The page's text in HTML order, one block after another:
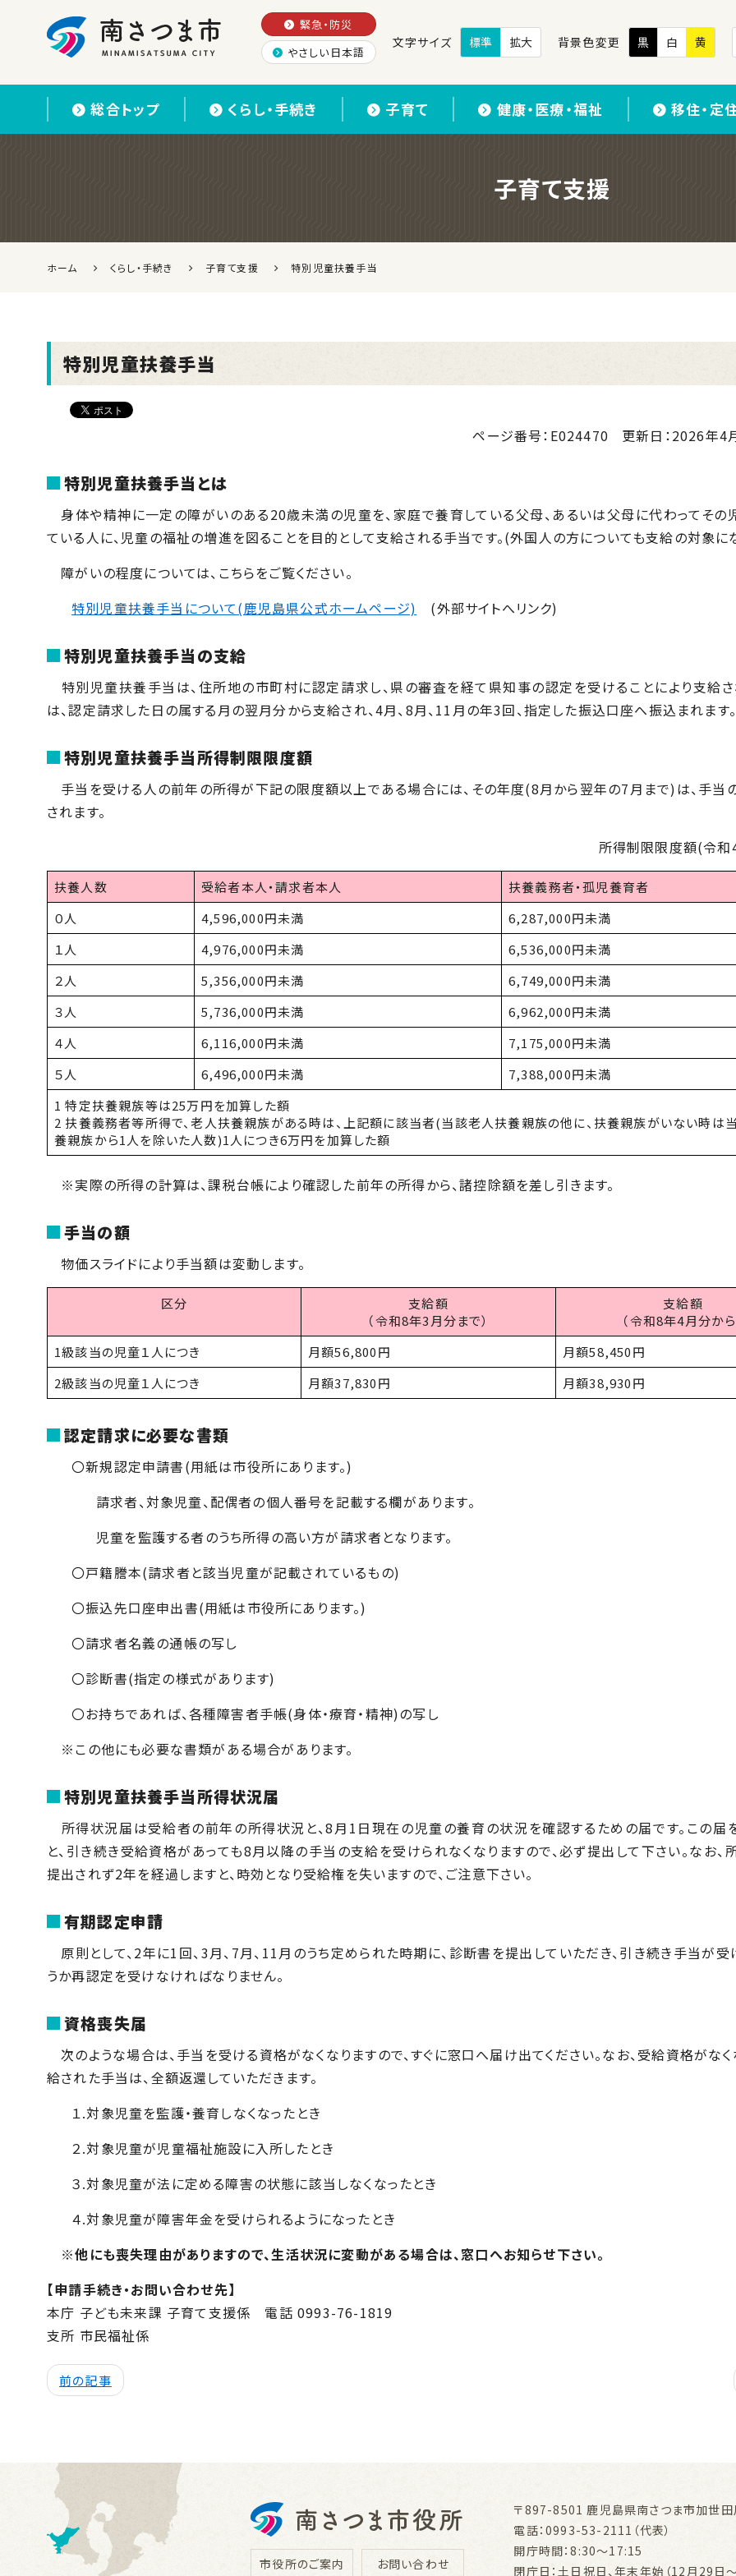
緊急・防災
やさしい日本語
文字サイズ 標準 拡大 背景色変更 黒 白 黄
総合トップ くらし・手続き 子育て 健康・医療・福祉 移住・定
子育て支援
ホーム くらし・手続き 子育て支援 特別児童扶養手当
特別児童扶養手当
ページ番号：E024470 更新日：2026年4
特別児童扶養手当とは
身体や精神に一定の障がいのある20歳未満の児童を、家庭で養育している父母、あるいは父母に代わってその
ている人に、児童の福祉の増進を図ることを目的として支給される手当です。(外国人の方についても支給の対象に
障がいの程度については、こちらをご覧ください。
特別児童扶養手当について(鹿児島県公式ホームページ) (外部サイトへリンク)
特別児童扶養手当の支給
特別児童扶養手当は、住所地の市町村に認定請求し、県の審査を経て県知事の認定を受けることにより支給さ
は、認定請求した日の属する月の翌月分から支給され、4月、8月、11月の年3回、指定した振込口座へ振込まれます。
特別児童扶養手当所得制限限度額
手当を受ける人の前年の所得が下記の限度額以上である場合には、その年度(8月から翌年の7月まで)は、手当
されます。
所得制限限度額(令
扶養人数 受給者本人・請求者本人
扶養義務者・孤児養育者
０人
4,596,000円未満
6,287,000円未満
１人
4,976,000円未満
6,536,000円未満
２人
5,356,000円未満
6,749,000円未満
３人
5,736,000円未満
6,962,000円未満
４人
6,116,000円未満
7,175,000円未満
５人
6,496,000円未満
7,388,000円未満
1 特定扶養親族等は25万円を加算した額
2 扶養義務者等所得で、老人扶養親族がある時は、上記額に該当者(当該老人扶養親族の他に、扶養親族がいない時は
養親族から1人を除いた人数)1人につき6万円を加算した額
※実際の所得の計算は、課税台帳により確認した前年の所得から、諸控除額を差し引きます。
手当の額
物価スライドにより手当額は変動します。
区分
支給額
（令和8年3月分まで）
支給額
（令和8年4月分から
1級該当の児童１人につき
月額56,800円
月額58,450円
2級該当の児童１人につき
月額37,830円 月額38,930円
認定請求に必要な書類
〇新規認定申請書(用紙は市役所にあります。)
請求者、対象児童、配偶者の個人番号を記載する欄があります。
児童を監護する者のうち所得の高い方が請求者となります。
〇戸籍謄本(請求者と該当児童が記載されているもの)
〇振込先口座申出書(用紙は市役所にあります。)
〇請求者名義の通帳の写し
〇診断書(指定の様式があります)
〇お持ちであれば、各種障害者手帳(身体・療育・精神)の写し
※この他にも必要な書類がある場合があります。
特別児童扶養手当所得状況届
所得状況届は受給者の前年の所得状況と、8月1日現在の児童の養育の状況を確認するための届です。この届
と、引き続き受給資格があっても8月以降の手当の支給を受けられなくなりますので、必ず提出して下さい。なお、
提出されず2年を経過しますと、時効となり受給権を失いますので、ご注意下さい。
有期認定申請
原則として、2年に1回、3月、7月、11月のうち定められた時期に、診断書を提出していただき、引き続き手当が
うか再認定を受けなければなりません。
資格喪失届
次のような場合は、手当を受ける資格がなくなりますので、すぐに窓口へ届け出てください。なお、受給資格がな
給された手当は、全額返還していただきます。
１.対象児童を監護・養育しなくなったとき
２.対象児童が児童福祉施設に入所したとき
３.対象児童が法に定める障害の状態に該当しなくなったとき
４.対象児童が障害年金を受けられるようになったとき
※他にも喪失理由がありますので、生活状況に変動がある場合は、窓口へお知らせ下さい。
【申請手続き・お問い合わせ先】
本庁 子ども未来課 子育て支援係 電話 0993-76-1819
支所 市民福祉係
前の記事
市役所のご案内 お問い合わせ
〒897-8501鹿児島県南さつま市加世
電話：0993-53-2111（代表）
開庁時間：8:30～17:15
閉庁日：土日祝日、年末年始（12月29日